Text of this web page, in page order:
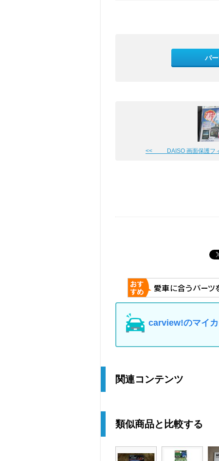
パ
<< DAISO 画面保護フ
carview!のマイ
関連コンテンツ
類似商品と比較する